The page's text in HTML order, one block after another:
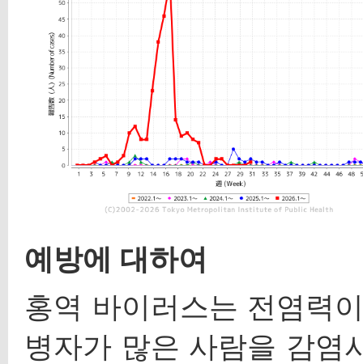
예방에 대하여
홍역 바이러스는 전염력
병자가 많은 사람을 감염